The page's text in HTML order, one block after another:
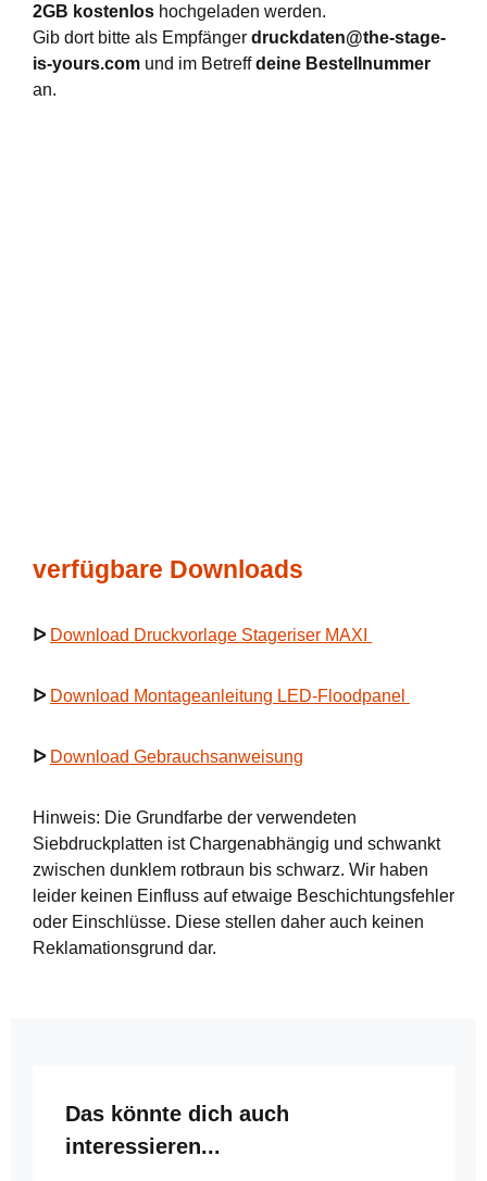
2GB kostenlos hochgeladen werden.
Gib dort bitte als Empfänger druckdaten@the-stage-
is-yours.com und im Betreffdeine Bestellnummer
an.
verfügbare Downloads
ᐅ Download Druckvorlage Stageriser MAXI
ᐅ Download Montageanleitung LED-Floodpanel
ᐅ Download Gebrauchsanweisung
Hinweis: Die Grundfarbe der verwendeten
Siebdruckplatten ist Chargenabhängig und schwankt
zwischen dunklem rotbraun bis schwarz. Wir haben
leider keinen Einfluss auf etwaige Beschichtungsfehler
oder Einschlüsse. Diese stellen daher auch keinen
Reklamationsgrund dar.
Produktgalerie überspringen
Das könnte dich auch
interessieren...